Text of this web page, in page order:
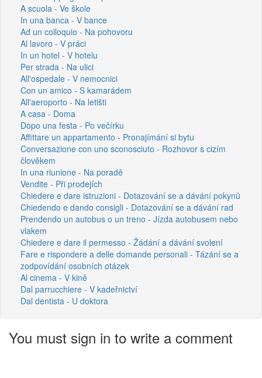
A scuola - Ve škole
In una banca - V bance
Ad un colloquio - Na pohovoru
Al lavoro - V práci
In un hotel - V hotelu
Per strada - Na ulici
All'ospedale - V nemocnici
Con un amico - S kamarádem
All'aeroporto - Na letišti
A casa - Doma
Dopo una festa - Po večírku
Affittare un appartamento - Pronajímání si bytu
Conversazione con uno sconosciuto - Rozhovor s cizím
člověkem
In una riunione - Na poradě
Vendite - Při prodejích
Chiedere e dare istruzioni - Dotazování se a dávání pokynů
Chiedendo e dando consigli - Dotazování se a dávání rad
Prendendo un autobus o un treno - Jízda autobusem nebo
vlakem
Chiedere e dare il permesso - Žádání a dávání svolení
Fare e rispondere a delle domande personali - Tázání se a
zodpovídání osobních otázek
Al cinema - V kině
Dal parrucchiere - V kadeřnictví
Dal dentista - U doktora
You must sign in to write a comment